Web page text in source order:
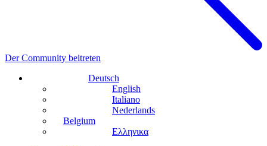
Der Community beitreten
Deutsch
English
Italiano
Nederlands
Belgium
Ελληνικα